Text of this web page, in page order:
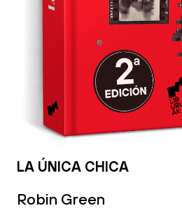
LA ÚNICA CHICA
Robin Green